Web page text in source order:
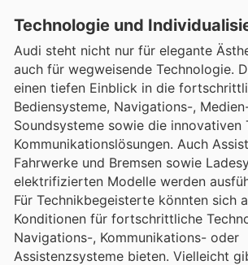
Technologie und
Audi steht nicht nur für elegante
auch für wegweisende Technologie.
einen tiefen Einblick in die
Bediensysteme, Navigations-,
Soundsysteme sowie die innovativen
Kommunikationslösungen. Auch
Fahrwerke und Bremsen sowie
elektrifizierten Modelle werden
Für Technikbegeisterte könnten sich
Konditionen für fortschrittliche
Navigations-, Kommunikations- oder
Assistenzsysteme bieten. Vielleicht